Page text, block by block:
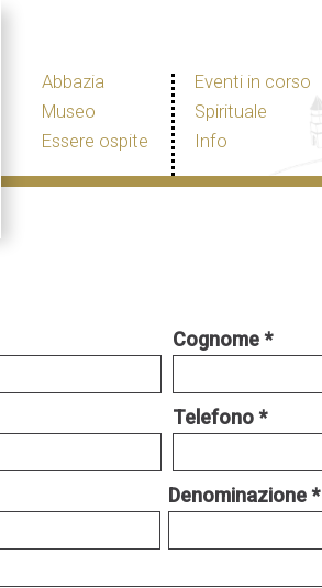
Abbazia
Museo
Essere ospite
Eventi in corso
Spirituale
Info
Cognome
Telefono
Denominazione